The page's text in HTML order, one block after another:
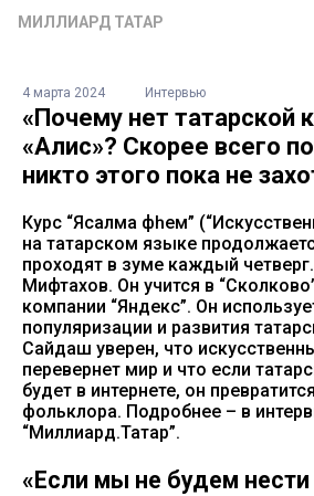
МИЛЛИАРД ТАТАР
4 марта 2024 Интервью
«Почему нет татарской
«Алисә»? Скорее всего
никто этого пока не
Курс “Ясалма фәһем”
на татарском языке
проходят в зуме каждый
Мифтахов. Он учится в
компании “Яндекс”. Он
популяризации и развития
Сайдаш уверен, что
перевернет мир и что если
будет в интернете, он
фольклора. Подробнее – в
“Миллиард.Татар”.
«Если мы не будем нести